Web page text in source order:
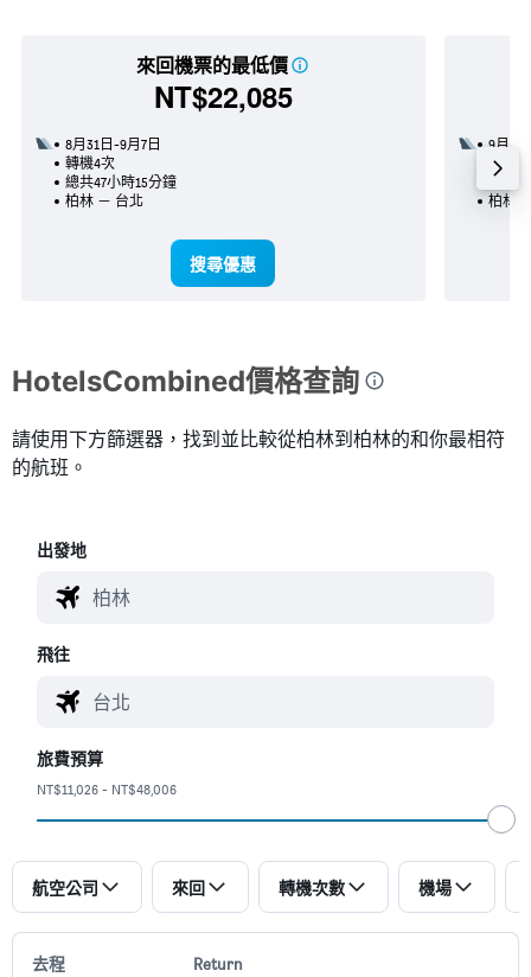
來回機票的最低價
NT$22,085
8月31日-9月7日
轉機4次
總共47小時15分鐘
柏林 － 台北
搜尋優惠
9月19
轉機3
總共
柏林
HotelsCombined價格查詢
請使用下方篩選器，找到並比較從柏林到柏林的和你最相符
的航班。
​出發地
飛往
旅費預算
NT$11,026 - NT$48,006
航空公司 來回 轉機次數 機場
去程 Return